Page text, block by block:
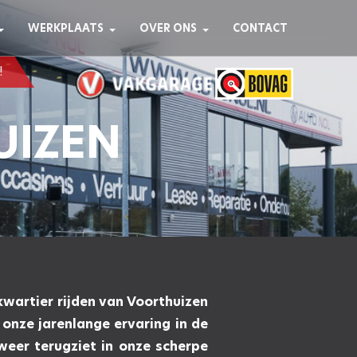
WERKPLAATS OVER ONS CONTACT
!
rijden van Voorthuizen
jarenlange ervaring in de
terugziet in onze scherpe
SLUITEN
is bedoeld
bepaalde
over de
SLUITEN
met
heeft als